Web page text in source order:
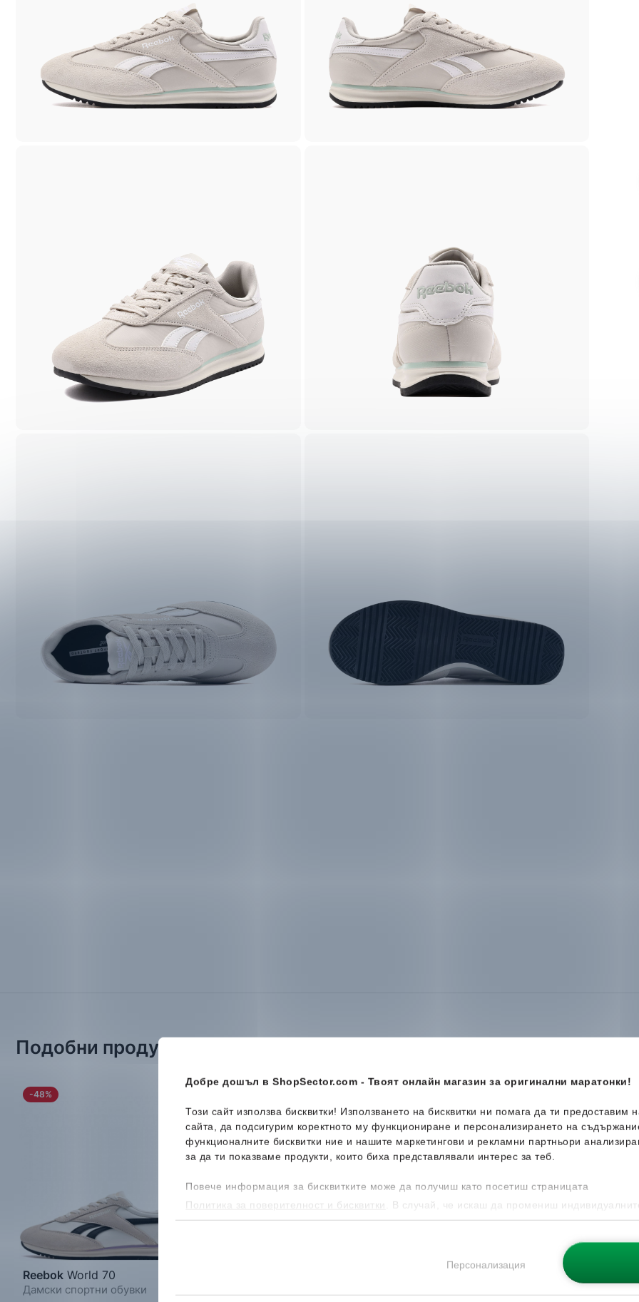
Добре дошъл в ShopSector.com - Твоят онлайн магазин за оригинални маратонки!
Този сайт използва бисквитки! Използването на бисквитки ни помага да ти предоставим
сайта, да подсигурим коректното му функциониране и персонализирането на
функционалните бисквитки ние и нашите маркетингови и рекламни партньори
за да ти показваме продукти, които биха представлявали интерес за теб.
Повече информация за бисквитките може да получиш като посетиш страницата
Политика за поверителност и бисквитки
. В случай, че искаш да промениш
бисквитките, можеш да го направиш от опцията за Персонализация.
Персонализация
Подобни продукти
-48%
Reebok World 70
Дамски спортни обувки
Adelina 2 Topcat